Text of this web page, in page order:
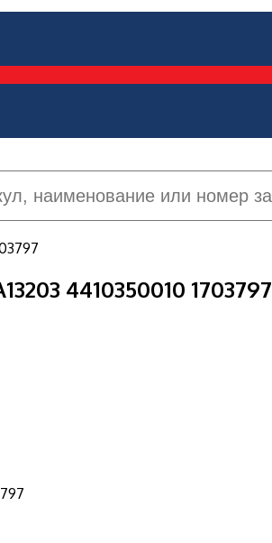
4410350010 1703797